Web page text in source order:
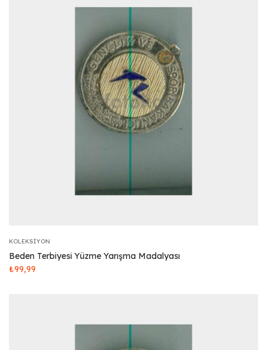
KOLEKSIYON
Beden Terbiyesi Yüzme Yarışma Madalyası
₺99,99